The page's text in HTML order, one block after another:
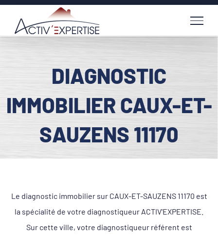
Passer
contenu
DIAGNOSTIC
IMMOBILIER CAUX-ET-
SAUZENS 11170
Le diagnostic immobilier sur CAUX-ET-SAUZENS 11170 est
la spécialité de votre diagnostiqueur ACTIV'EXPERTISE.
Sur cette ville, votre diagnostiqueur référent est